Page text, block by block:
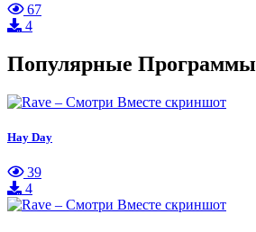
67
4
Популярные Программы
Hay Day
39
4